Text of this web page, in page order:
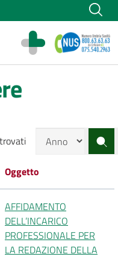
Oggetto
AFFIDAMENTO
DELL’INCARICO
PROFESSIONALE PER
LA REDAZIONE DELLA